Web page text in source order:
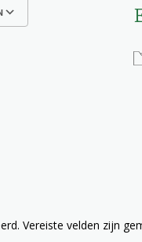
Vereiste velden zijn